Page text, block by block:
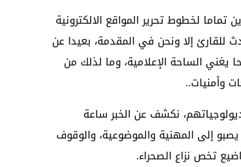
لخطوط تحرير المواقع الالكترونية
للقارئ إلا ونحن في المقدمة، بعيدا عن
يغني الساحة الإعلامية، وما لذلك من
وأمنيات..
نكشف عن الخبر ساعة
إلى المهنية والموضوعية، والوقوف
تخص نزاع الصحراء.